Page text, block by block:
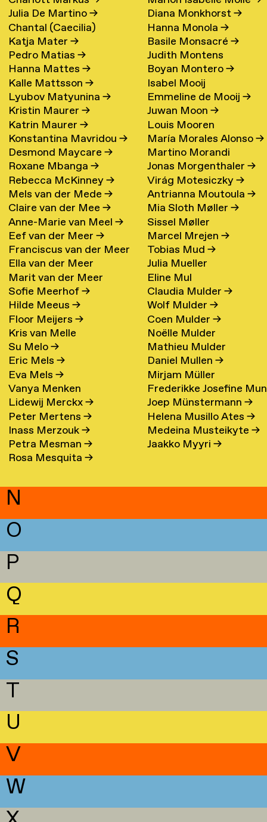
Julia De Martino→
Chantal (Caecilia)
Maschke (Hattink)
Katja Mater→
Pedro Matias→
Hanna Mattes→
Kalle Mattsson→
Lyubov Matyunina→
Kristin Maurer→
Katrin Maurer→
Konstantina Mavridou→
Desmond Maycare→
Roxane Mbanga→
Rebecca McKinney→
Mels van der Mede→
Claire van der Mee→
Anne-Marie van Meel→
Eef van der Meer→
Franciscus van der Meer
→
Ella van der Meer
Marit van der Meer
Sofie Meerhof→
Hilde Meeus→
Floor Meijers→
Kris van Melle
Su Melo→
Eric Mels→
Eva Mels→
Vanya Menken
Lidewij Merckx→
Peter Mertens→
Inass Merzouk→
Petra Mesman→
Rosa Mesquita→
Diana Monkhorst→
Hanna Monola→
Basile Monsacré→
Judith Montens
Boyan Montero→
Isabel Mooij
Emmeline de Mooij→
Juwan Moon→
Louis Mooren
María Morales Alonso→
Martino Morandi
Jonas Morgenthaler→
Virág Motesiczky→
Antrianna Moutoula→
Mia Sloth Møller→
Sissel Møller
Marcel Mrejen→
Tobias Mud→
Julia Mueller
Eline Mul
Claudia Mulder→
Wolf Mulder→
Coen Mulder→
Noëlle Mulder
Mathieu Mulder
Daniel Mullen→
Mirjam Müller
Frederikke Josefine
Eefsen→
Joep Münstermann→
Helena Musillo Ates→
Medeina Musteikyte→
Jaakko Myyri→
N
O
P
Q
R
S
T
U
V
W